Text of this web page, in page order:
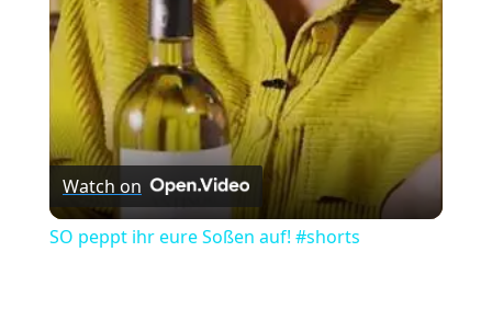
Watch on
SO peppt ihr eure Soßen auf! #shorts